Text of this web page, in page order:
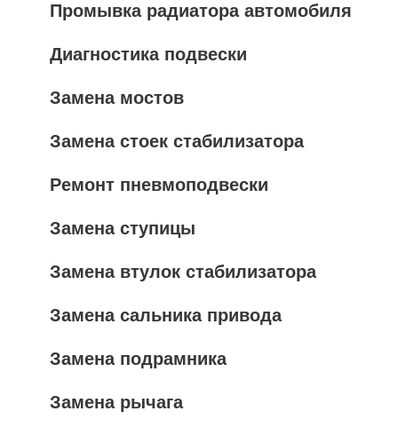
Промывка радиатора автомобиля
Диагностика подвески
Замена мостов
Замена стоек стабилизатора
Ремонт пневмоподвески
Замена ступицы
Замена втулок стабилизатора
Замена сальника привода
Замена подрамника
Замена рычага